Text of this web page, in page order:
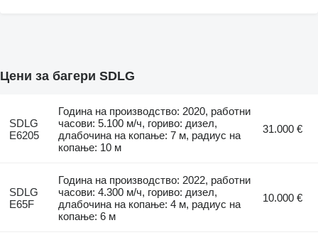
Цени за багери SDLG
SDLG
E6205
Година на производство: 2020, работни
часови: 5.100 м/ч, гориво: дизел,
длабочина на копање: 7 м, радиус на
копање: 10 м
31.000 €
SDLG
E65F
Година на производство: 2022, работни
часови: 4.300 м/ч, гориво: дизел,
длабочина на копање: 4 м, радиус на
копање: 6 м
10.000 €